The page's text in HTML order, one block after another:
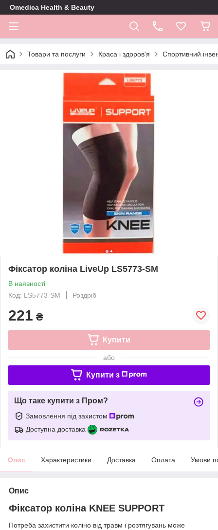
Omedica Health & Beauty
Товари та послуги Краса і здоров'я Спортивний
Фіксатор коліна LiveUp LS5773-SM
В наявності
Код: LS5773-SM
Роздріб
221 ₴
Купити
або
Купити з
Що таке купити з Пром?
Замовлення під захистом
Доступна доставка
Опис Характеристики Доставка Оплата Умови
Опис
Фіксатор коліна KNEE SUPPORT
Потреба захистити коліно від травм і розтягувань може